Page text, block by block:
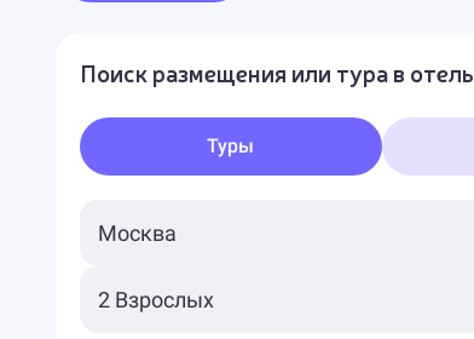
Поиск размещения или тура в отель
Туры